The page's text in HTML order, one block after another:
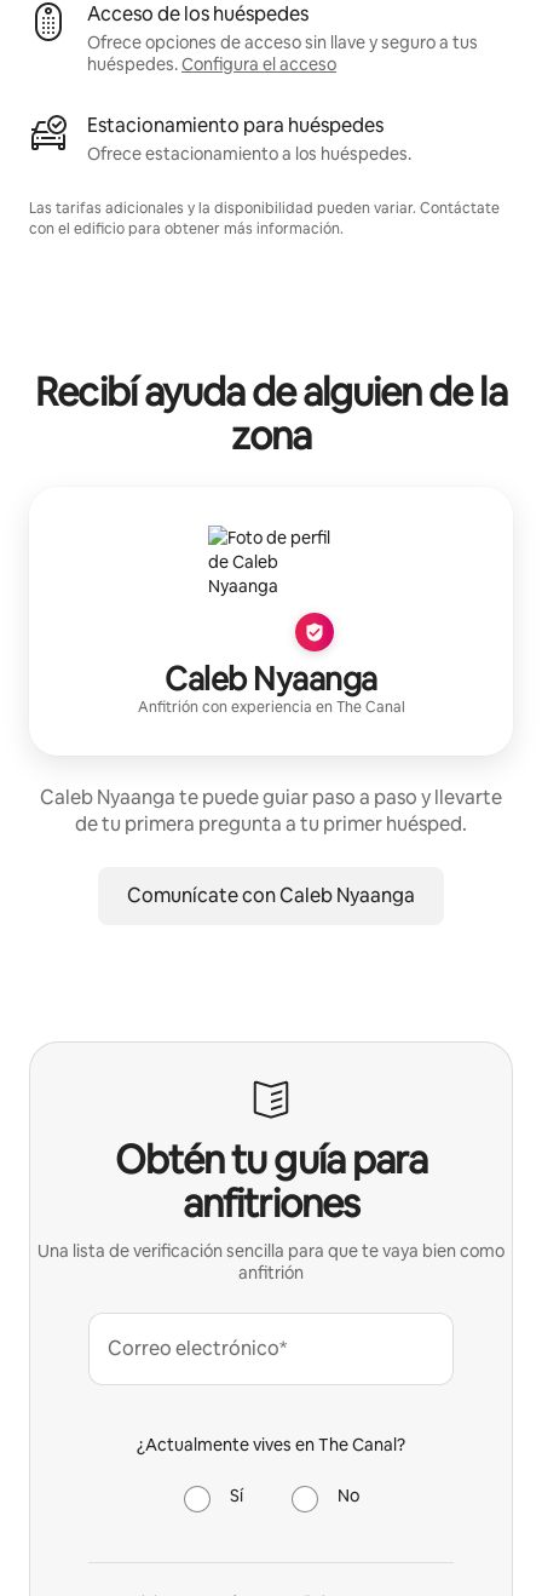
Acceso de los huéspedes
Ofrece opciones de acceso sin llave y seguro a tus
huéspedes.Configura el acceso
Estacionamiento para huéspedes
Ofrece estacionamiento a los huéspedes.
Las tarifas adicionales y la disponibilidad pueden variar. Contáctate
con el edificio para obtener más información.
Recibí ayuda de alguien de la
zona
Caleb Nyaanga
Anfitrión con experiencia en The Canal
Caleb Nyaanga te puede guiar paso a paso y llevarte
de tu primera pregunta a tu primer huésped.
Comunícate con Caleb Nyaanga
Obtén tu guía para
anfitriones
Una lista de verificación sencilla para que te vaya bien como
anfitrión
Correo electrónico*
¿Actualmente vives en The Canal?
Sí No